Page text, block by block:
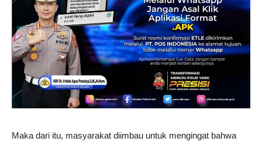
Maka dari itu, masyarakat diimbau untuk mengingat bahwa